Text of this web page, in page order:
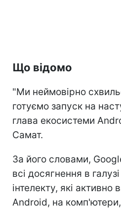
Що відомо
"Ми неймовірно
готуємо запуск на
глава екосистеми
Самат.
За його словами,
всі досягнення в
інтелекту, які
Android, на